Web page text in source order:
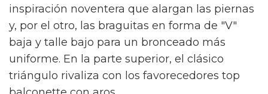
inspiración noventera que alargan las piernas
y, por el otro, las braguitas en forma de "V"
baja y talle bajo para un bronceado más
uniforme. En la parte superior, el clásico
triángulo rivaliza con los favorecedores top